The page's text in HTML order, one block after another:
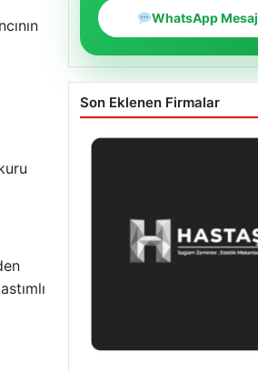
WhatsApp Mesaj
Son Eklenen Firmalar